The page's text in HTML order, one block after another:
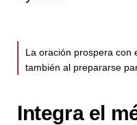
La oración prospera con
también al prepararse
Integra el